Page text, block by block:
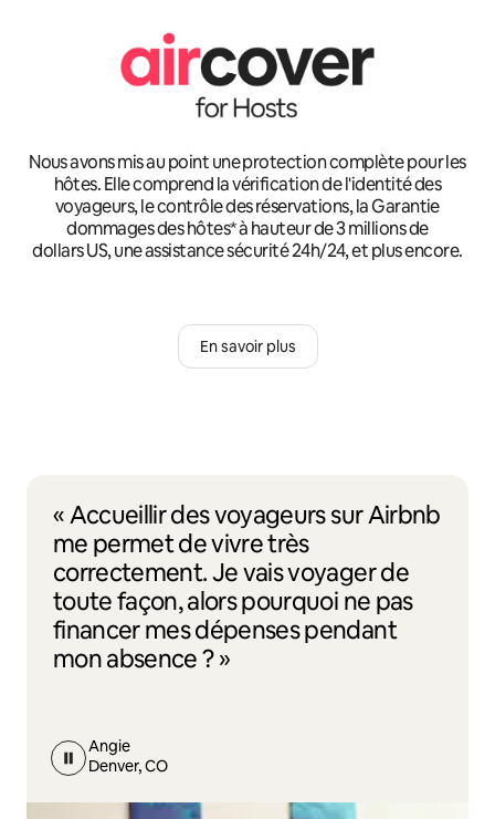
Nous avons mis au point une protection complète pour les
hôtes. Elle comprend la vérification de l'identité des
voyageurs, le contrôle des réservations, la Garantie
dommages des hôtes* à hauteur de 3 millions de
dollars US, une assistance sécurité 24h/24, et plus encore.
En savoir plus
« Accueillir des voyageurs sur Airbnb
me permet de vivre très
correctement. Je vais voyager de
toute façon, alors pourquoi ne pas
financer mes dépenses pendant
mon absence ? »
Angie
Denver, CO